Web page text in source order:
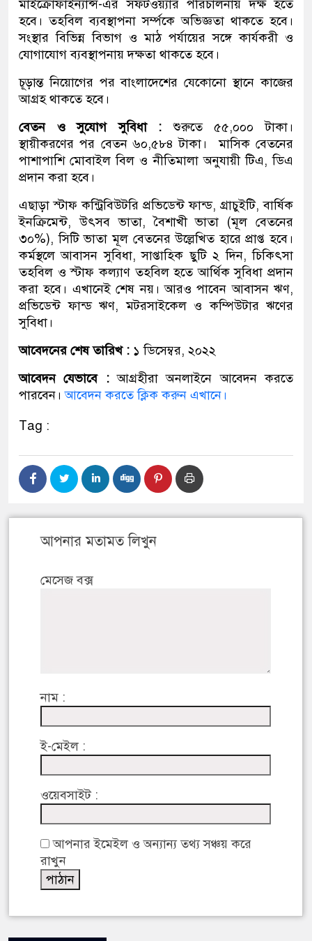
মাইক্রোফাইন্যান্স-এর সফটওয়্যার পরিচালনায় দক্ষ হতে
হবে। তহবিল ব্যবস্থাপনা সর্ম্পকে অভিজ্ঞতা থাকতে হবে।
সংস্থার বিভিন্ন বিভাগ ও মাঠ পর্যায়ের সঙ্গে কার্যকরী ও
যোগাযোগ ব্যবস্থাপনায় দক্ষতা থাকতে হবে।
চূড়ান্ত নিয়োগের পর বাংলাদেশের যেকোনো স্থানে কাজের
আগ্রহ থাকতে হবে।
বেতন ও সুযোগ সুবিধা : শুরুতে ৫৫,০০০ টাকা।
স্থায়ীকরণের পর বেতন ৬০,৫৮৪ টাকা। মাসিক বেতনের
পাশাপাশি মোবাইল বিল ও নীতিমালা অনুযায়ী টিএ, ডিএ
প্রদান করা হবে।
এছাড়া স্টাফ কন্ট্রিবিউটরি প্রভিডেন্ট ফান্ড, গ্রাচুইটি, বার্ষিক
ইনক্রিমেন্ট, উৎসব ভাতা, বৈশাখী ভাতা (মূল বেতনের
৩০%), সিটি ভাতা মূল বেতনের উল্লেখিত হারে প্রাপ্ত হবে।
কর্মস্থলে আবাসন সুবিধা, সাপ্তাহিক ছুটি ২ দিন, চিকিৎসা
তহবিল ও স্টাফ কল্যাণ তহবিল হতে আর্থিক সুবিধা প্রদান
করা হবে। এখানেই শেষ নয়। আরও পাবেন আবাসন ঋণ,
প্রভিডেন্ট ফান্ড ঋণ, মটরসাইকেল ও কম্পিউটার ঋণের
সুবিধা।
আবেদনের শেষ তারিখ : ১ ডিসেম্বর, ২০২২
আবেদন যেভাবে :আগ্রহীরা অনলাইনে আবেদন করতে
পারবেন।আবেদন করতে ক্লিক করুন এখানে।
Tag :
আপনার মতামত লিখুন
মেসেজ বক্স
নাম :
ই-মেইল :
ওয়েবসাইট :
আপনার ইমেইল ও অন্যান্য তথ্য সঞ্চয় করে
রাখুন